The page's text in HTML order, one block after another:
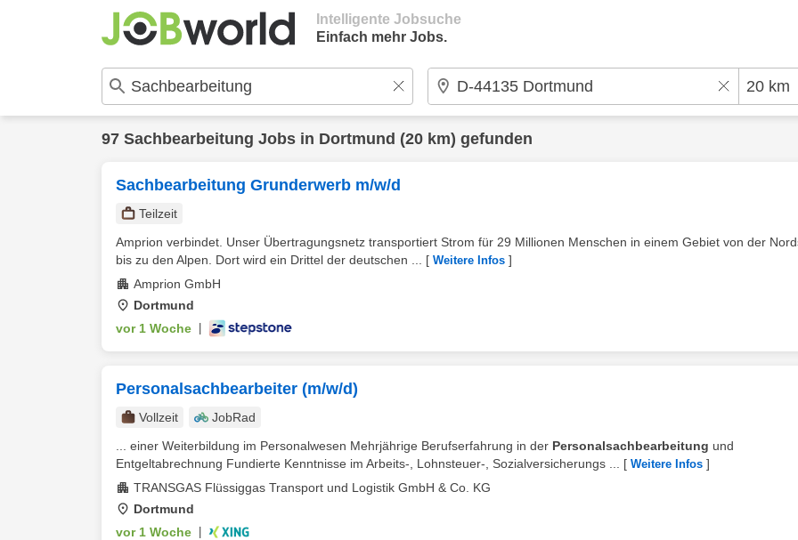
Intelligente Jobsuche
Einfach mehr Jobs.
97 Sachbearbeitung Jobs in Dortmund (20 km) gefunden
Sachbearbeitung Grunderwerb m/w/d
Teilzeit
Amprion verbindet. Unser Übertragungsnetz transportiert Strom für 29 Millionen Menschen in einem Gebiet von der
bis zu den Alpen. Dort wird ein Drittel der deutschen ...
[ Weitere Infos ]
Amprion GmbH
Dortmund
vor 1 Woche
Personalsachbearbeiter (m/w/d)
Vollzeit
JobRad
... einer Weiterbildung im Personalwesen Mehrjährige Berufserfahrung in der Personalsachbearbeitung und
Entgeltabrechnung Fundierte Kenntnisse im Arbeits-, Lohnsteuer-, Sozialversicherungs ...
[ Weitere Infos ]
TRANSGAS Flüssiggas Transport und Logistik GmbH & Co. KG
Dortmund
vor 1 Woche